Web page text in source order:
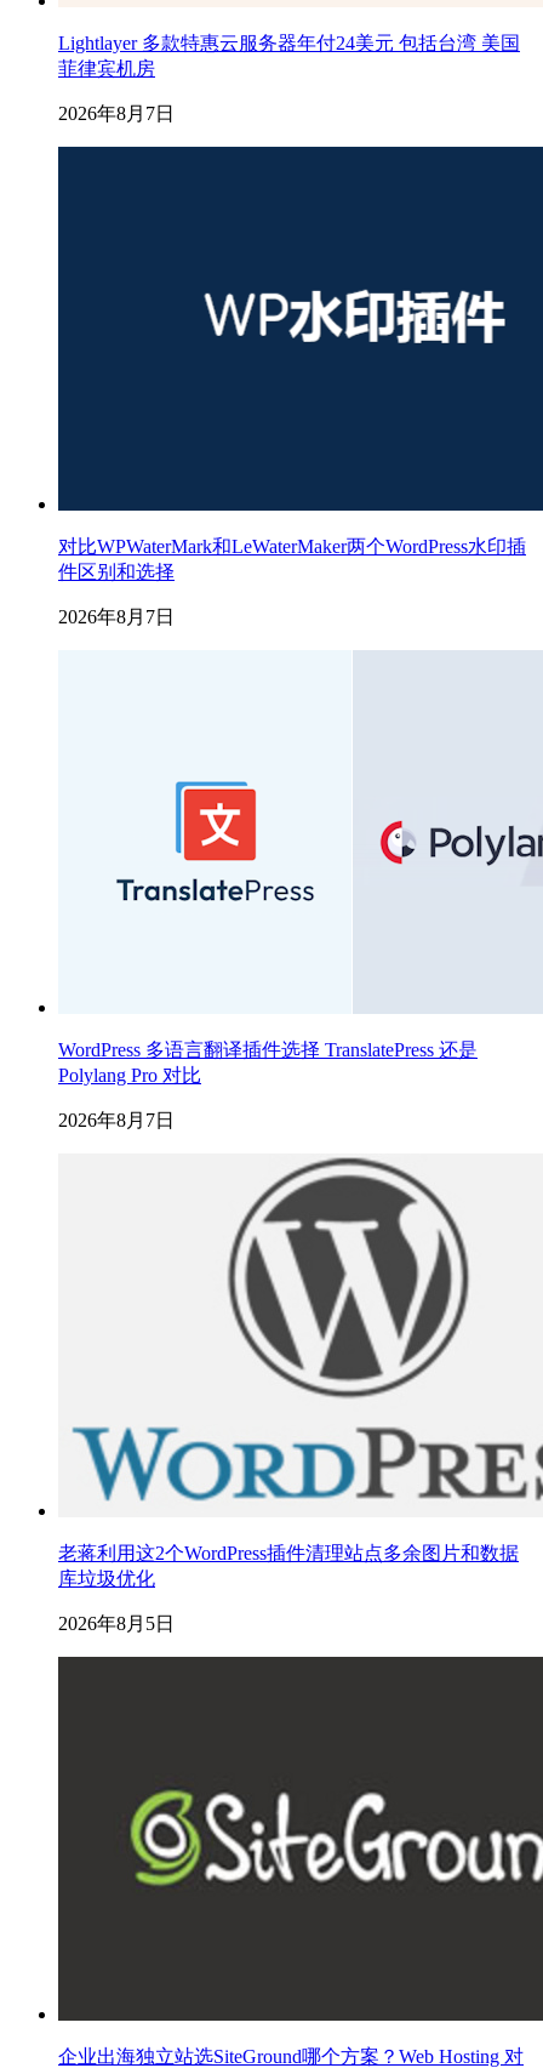
Lightlayer 多款特惠云服务器年付24美元 包括台湾 美国
菲律宾机房
2026年8月7日
对比WPWaterMark和LeWaterMaker两个WordPress水印插
件区别和选择
2026年8月7日
WordPress 多语言翻译插件选择 TranslatePress 还是
Polylang Pro 对比
2026年8月7日
老蒋利用这2个WordPress插件清理站点多余图片和数据
库垃圾优化
2026年8月5日
企业出海独立站选SiteGround哪个方案？Web Hosting 对